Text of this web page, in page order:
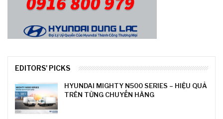
EDITORS' PICKS
HYUNDAI MIGHTY N500 SERIES – HIỆU QUẢ
TRÊN TỪNG CHUYẾN HÀNG